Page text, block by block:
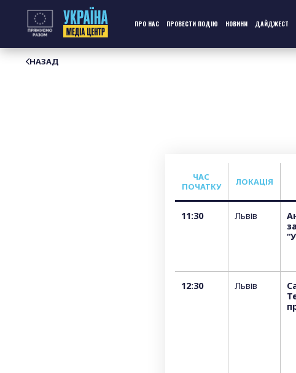
ПРО НАС ПРОВЕСТИ ПОДІЮ НОВИНИ ДАЙДЖЕСТ
НАЗАД
ЧАС
ПОЧАТКУ
ЛОКАЦІЯ
11:30 Львів
12:30 Львів